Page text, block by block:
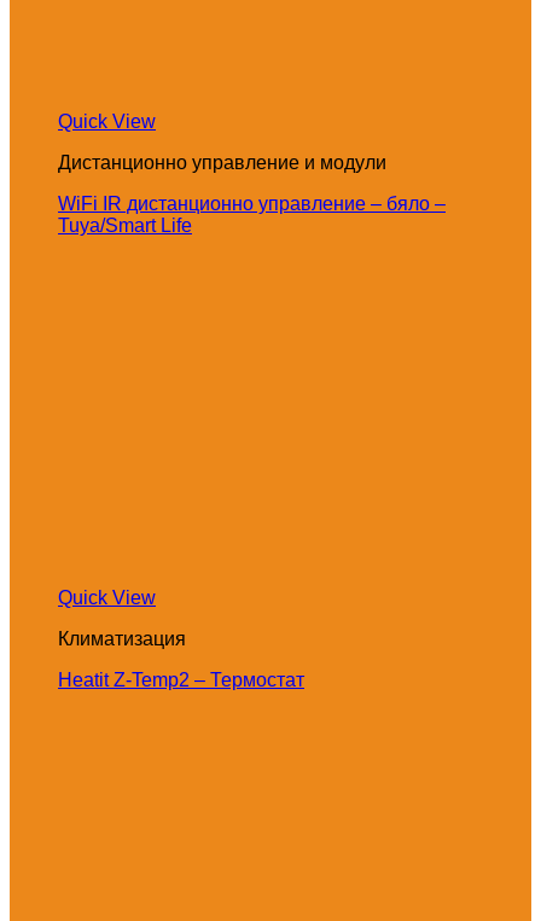
Quick View
Дистанционно управление и модули
WiFi IR дистанционно управление – бяло –
Tuya/Smart Life
Quick View
Климатизация
Heatit Z-Temp2 – Термостат